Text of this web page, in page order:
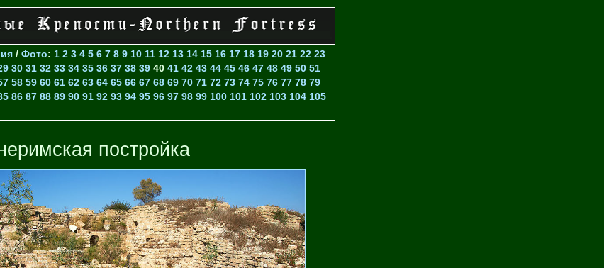
/ Фото: 1 2 3 4 5 6 7 8 9 10 11 12 13 14 15 16 17 18 19 20 21 22 23
30 31 32 33 34 35 36 37 38 39 40 41 42 43 44 45 46 47 48 49 50 51
58 59 60 61 62 63 64 65 66 67 68 69 70 71 72 73 74 75 76 77 78 79
86 87 88 89 90 91 92 93 94 95 96 97 98 99 100 101 102 103 104 105
постройка